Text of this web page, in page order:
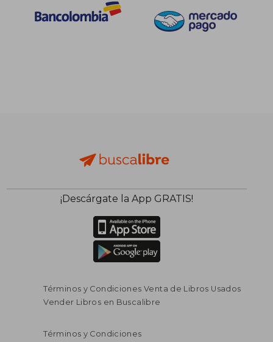
45%
dcto. $ 108.024
6%
dcto. $
¡Descárgate la App GRATIS!
Términos y Condiciones Venta de Libros Usados
Vender Libros en Buscalibre
Términos y Condiciones